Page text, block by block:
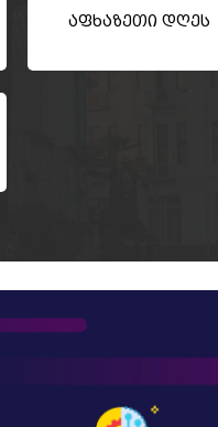
აფხაზეთი დღეს